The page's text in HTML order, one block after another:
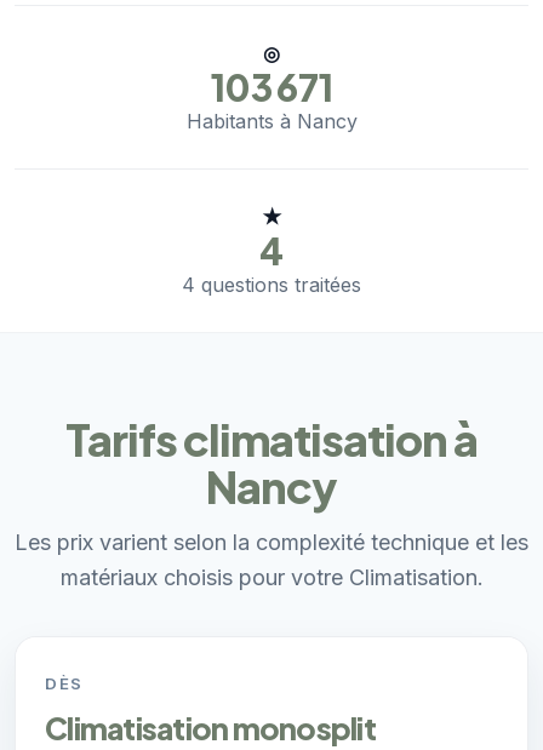
◎
103 671
Habitants à Nancy
★
4
4 questions traitées
Tarifs climatisation à
Nancy
Les prix varient selon la complexité technique et les
matériaux choisis pour votre Climatisation.
DÈS
Climatisation monosplit